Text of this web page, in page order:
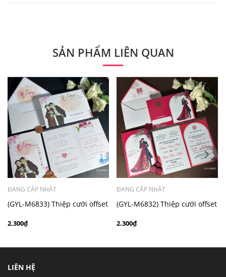
Quý khách vui lòng liên hệ để có thông tin chính xác.
- Mẫu dưới 3000 giá chưa bao gồm bản đồ, quý khách
có nhu cầu in bản đồ sẽ có mức phí 300 - 500 đồng 1
thiệp tuỳ chất liệu.
SẢN PHẨM LIÊN QUAN
ĐANG CẬP NHẬT
(GYL-M6833) Thiệp cưới offset
2.300₫
ĐANG CẬP NHẬT
(GYL-M6832) Thiệp cưới offset
2.300₫
LIÊN HỆ